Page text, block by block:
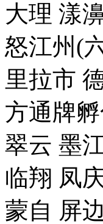
大理 漾
怒江州(
里拉市
方通牌
翠云 墨
临翔 凤
蒙自 屏